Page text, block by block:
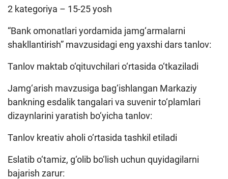
2 kategoriya – 15-25 yosh
“Bank omonatlari yordamida jamg‘armalarni
shakllantirish” mavzusidagi eng yaxshi dars tanlov:
Tanlov maktab o‘qituvchilari o‘rtasida o‘tkaziladi
Jamg‘arish mavzusiga bag‘ishlangan Markaziy
bankning esdalik tangalari va suvenir to‘plamlari
dizaynlarini yaratish bo‘yicha tanlov:
Tanlov kreativ aholi o‘rtasida tashkil etiladi
Eslatib o‘tamiz, g‘olib bo‘lish uchun quyidagilarni
bajarish zarur: